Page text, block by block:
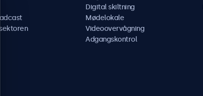
Digital skiltning
Mødelokale
Videoovervågning
Adgangskontrol